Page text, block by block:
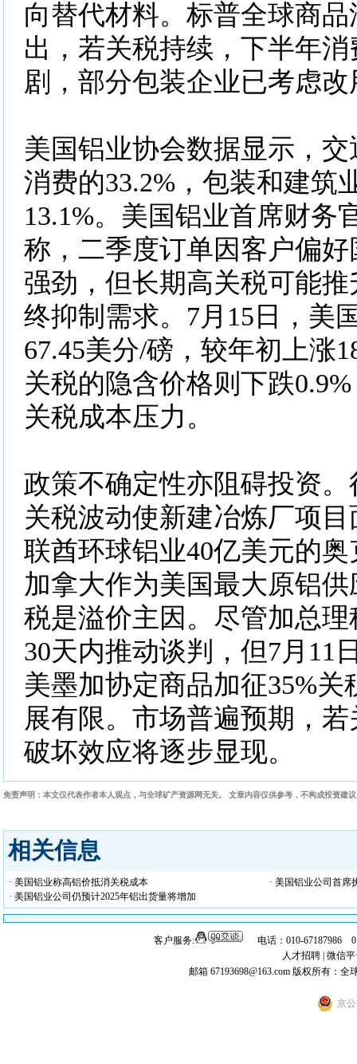
向替代材料。标普全球商
出，若关税持续，下半年
剧，部分包装企业已考虑
美国铝业协会数据显示，
消费的33.2%，包装和建筑
13.1%。美国铝业首席财务
称，二季度订单因客户偏
强劲，但长期高关税可能
终抑制需求。7月15日，美
67.45美分/磅，较年初上涨
关税的隐含价格则下跌
关税成本压力。
政策不确定性亦阻碍投资
关税波动使新建冶炼厂项
联酋环球铝业40亿美元的
加拿大作为美国最大原铝
税是溢价主因。尽管加总
30天内推动谈判，但7月11
美墨加协定商品加征35%关
展有限。市场普遍预期，
破坏效应将逐步显现。
免责声明：本文仅代表作者本人观点，与全球矿产资源网无关。 文章内容仅供参考，不构成投资建
相关信息
· 美国铝业称高铝价抵消关税成本
· 美国铝业公司首席
· 美国铝业公司仍预计2025年铝出货量将增加
客户服务:
电话：010-67187986
人才招聘 微信
邮箱 67193698@163.com 版权所有：全
京公